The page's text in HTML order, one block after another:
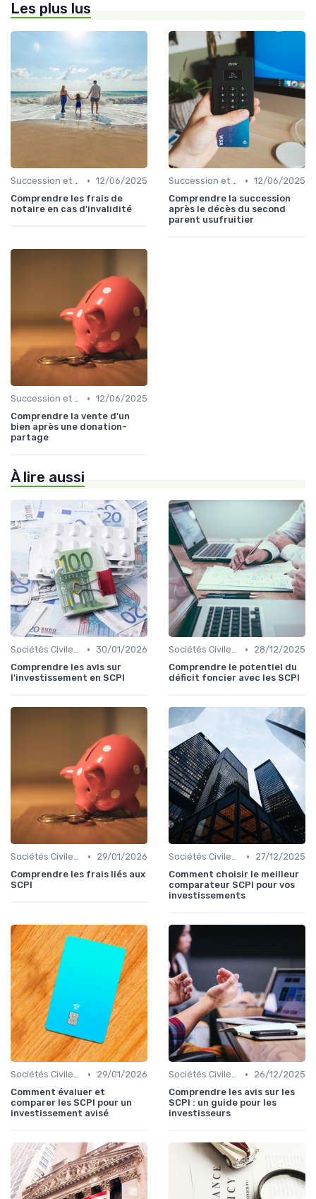
Les plus lus
Succession et Transmission de Patrimoine • 12/06/2025
Comprendre les frais de
notaire en cas d'invalidité
Succession et Transmission de Patrimoine • 12/06/2025
Comprendre la succession
après le décès du second
parent usufruitier
Succession et Transmission de Patrimoine • 12/06/2025
Comprendre la vente d'un
bien après une donation-
partage
À lire aussi
Sociétés Civiles de Placement Immobilier (SCPI) • 30/01/2026
Comprendre les avis sur
l'investissement en SCPI
Sociétés Civiles de Placement Immobilier (SCPI) •
28/12/2025
Comprendre le potentiel du
déficit foncier avec les SCPI
Sociétés Civiles de Placement Immobilier (SCPI) •
29/01/2026
Comprendre les frais liés aux
SCPI
Sociétés Civiles de Placement Immobilier (SCPI) •
27/12/2025
Comment choisir le meilleur
comparateur SCPI pour vos
investissements
Sociétés Civiles de Placement Immobilier (SCPI) •
29/01/2026
Comment évaluer et
comparer les SCPI pour un
investissement avisé
Sociétés Civiles de Placement Immobilier (SCPI) •
26/12/2025
Comprendre les avis sur les
SCPI : un guide pour les
investisseurs